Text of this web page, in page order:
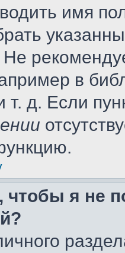
имя
в
т. д. Если
чтобы я не